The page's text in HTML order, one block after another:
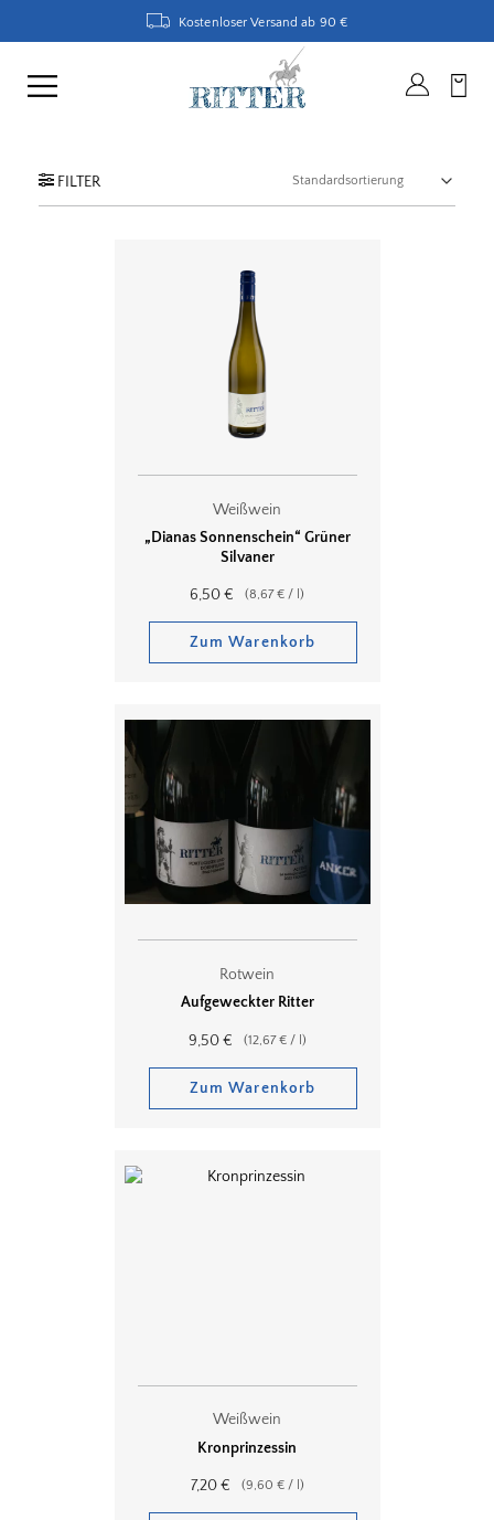
Kostenloser Versand ab 90 €
FILTER
Weißwein
„Dianas Sonnenschein“ Grüner
Silvaner
6,50€ (8,67€ / )
Zum Warenkorb
Rotwein
Aufgeweckter Ritter
9,50€ (12,67€/ )
Zum Warenkorb
Weißwein
Kronprinzessin
7,20€ (9,60 €/ )